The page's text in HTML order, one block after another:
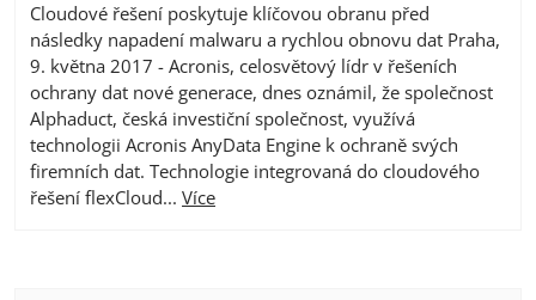
Cloudové řešení poskytuje klíčovou obranu před
následky napadení malwaru a rychlou obnovu dat Praha,
9. května 2017 - Acronis, celosvětový lídr v řešeních
ochrany dat nové generace, dnes oznámil, že společnost
Alphaduct, česká investiční společnost, využívá
technologii Acronis AnyData Engine k ochraně svých
firemních dat. Technologie integrovaná do cloudového
řešení flexCloud... Více